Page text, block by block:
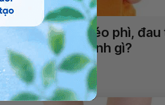
Trẻ 10 tuổi bị béo phì,
giữa ngực là bệnh gì?
Xem thêm